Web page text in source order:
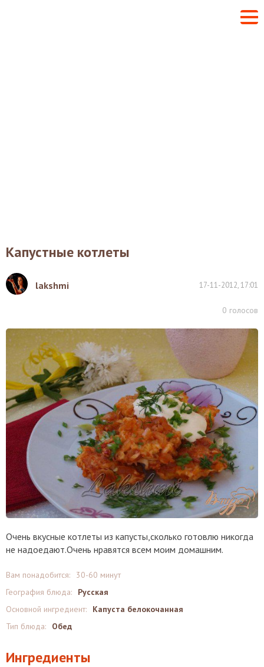
Капустные котлеты
lakshmi 17-11-2012, 17:01
0 голосов
Очень вкусные котлеты из капусты,сколько готовлю никогда
не надоедают.Очень нравятся всем моим домашним.
Вам понадобится:
30-60 минут
География блюда:
Русская
Основной ингредиент:
Капуста белокочанная
Тип блюда:
Обед
Ингредиенты